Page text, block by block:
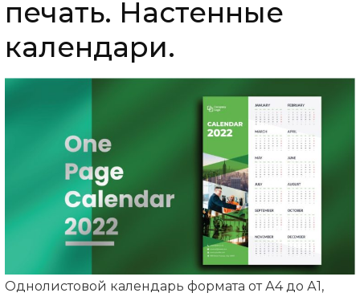
печать. Настенные
календари.
Однолистовой календарь формата от А4 до А1,